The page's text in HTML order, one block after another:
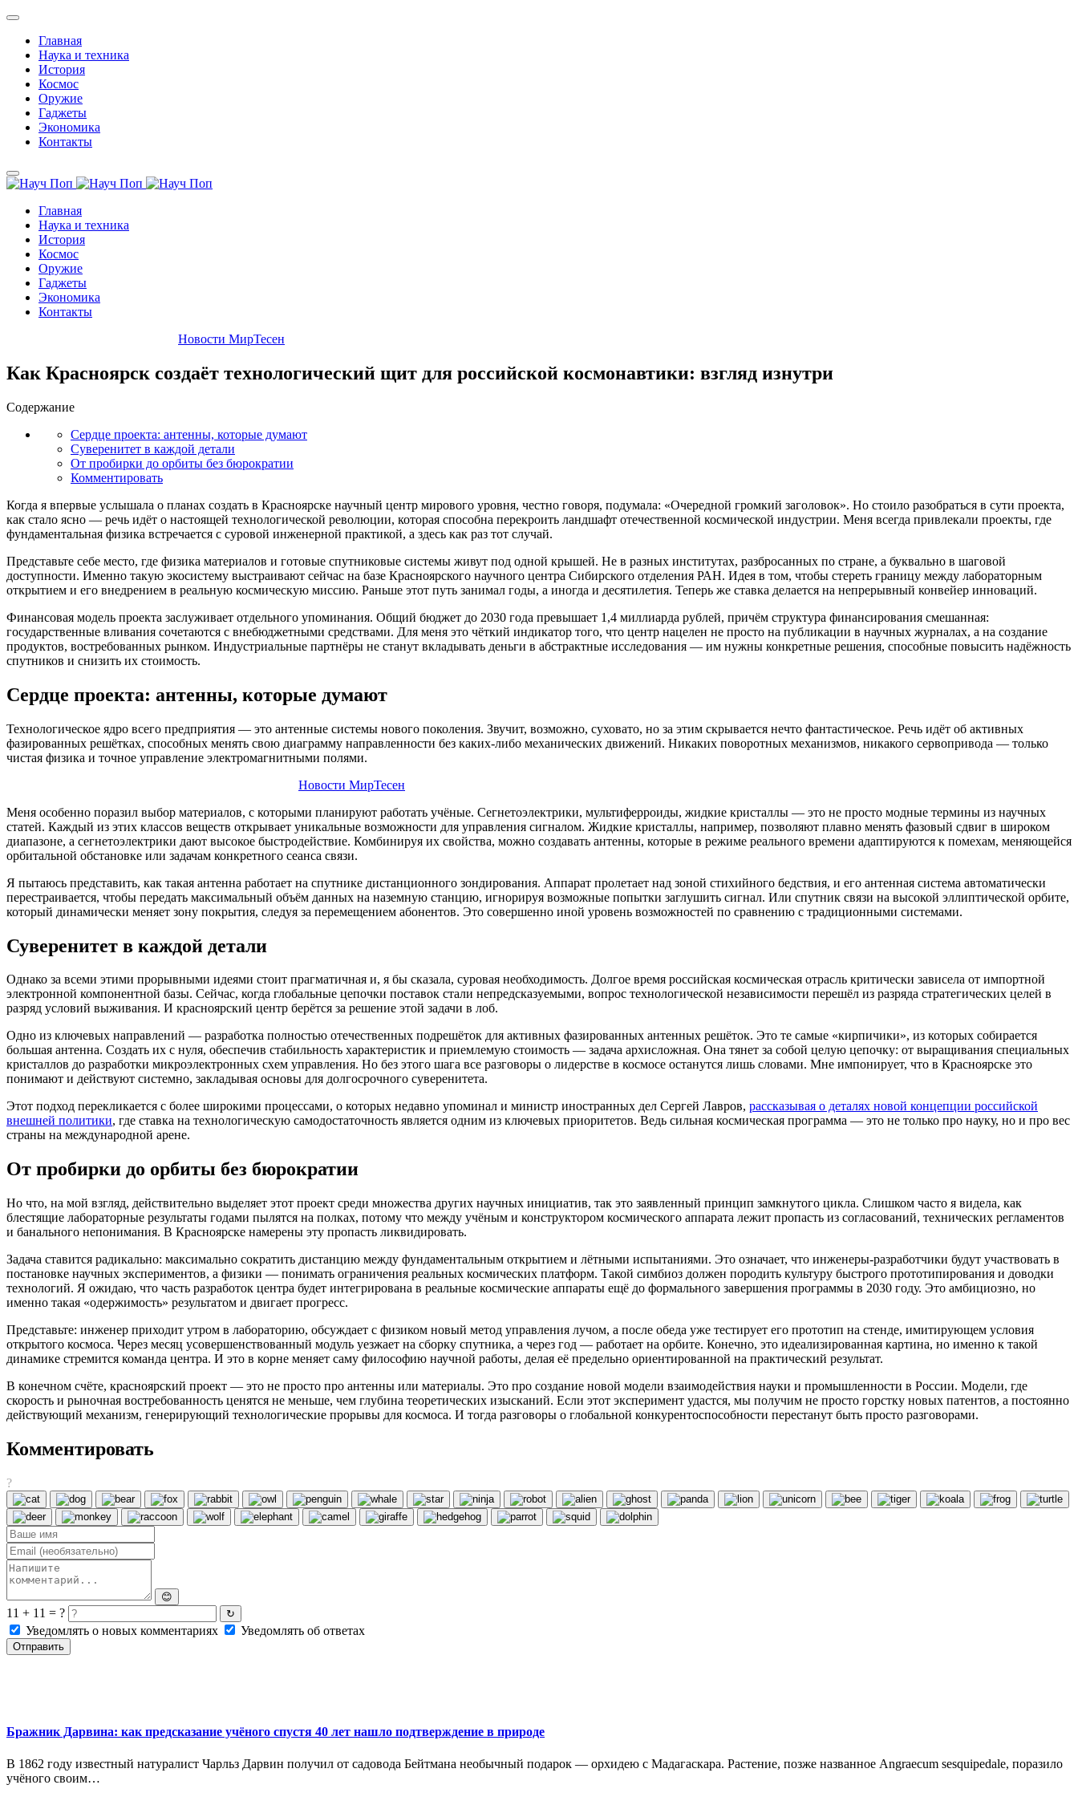
Главная
Наука и техника
История
Космос
Оружие
Гаджеты
Экономика
Контакты
Главная
Наука и техника
История
Космос
Оружие
Гаджеты
Экономика
Контакты
Новости МирТесен
Как Красноярск создаёт технологический щит для российской космонавтики: взгляд изнутри
Содержание
Сердце проекта: антенны, которые думают
Суверенитет в каждой детали
От пробирки до орбиты без бюрократии
Комментировать
Когда я впервые услышала о планах создать в Красноярске научный центр мирового уровня, честно говоря, подумала: «Очередной громкий заголовок». Но стоило разобраться в сути проекта,
как стало ясно — речь идёт о настоящей технологической революции, которая способна перекроить ландшафт отечественной космической индустрии. Меня всегда привлекали проекты, где
фундаментальная физика встречается с суровой инженерной практикой, а здесь как раз тот случай.
Представьте себе место, где физика материалов и готовые спутниковые системы живут под одной крышей. Не в разных институтах, разбросанных по стране, а буквально в шаговой
доступности. Именно такую экосистему выстраивают сейчас на базе Красноярского научного центра Сибирского отделения РАН. Идея в том, чтобы стереть границу между лабораторным
открытием и его внедрением в реальную космическую миссию. Раньше этот путь занимал годы, а иногда и десятилетия. Теперь же ставка делается на непрерывный конвейер инноваций.
Финансовая модель проекта заслуживает отдельного упоминания. Общий бюджет до 2030 года превышает 1,4 миллиарда рублей, причём структура финансирования смешанная:
государственные вливания сочетаются с внебюджетными средствами. Для меня это чёткий индикатор того, что центр нацелен не просто на публикации в научных журналах, а на создание
продуктов, востребованных рынком. Индустриальные партнёры не станут вкладывать деньги в абстрактные исследования — им нужны конкретные решения, способные повысить надёжность
спутников и снизить их стоимость.
Сердце проекта: антенны, которые думают
Технологическое ядро всего предприятия — это антенные системы нового поколения. Звучит, возможно, суховато, но за этим скрывается нечто фантастическое. Речь идёт об активных
фазированных решётках, способных менять свою диаграмму направленности без каких-либо механических движений. Никаких поворотных механизмов, никакого сервопривода — только
чистая физика и точное управление электромагнитными полями.
Новости МирТесен
Меня особенно поразил выбор материалов, с которыми планируют работать учёные. Сегнетоэлектрики, мультиферроиды, жидкие кристаллы — это не просто модные термины из научных
статей. Каждый из этих классов веществ открывает уникальные возможности для управления сигналом. Жидкие кристаллы, например, позволяют плавно менять фазовый сдвиг в широком
диапазоне, а сегнетоэлектрики дают высокое быстродействие. Комбинируя их свойства, можно создавать антенны, которые в режиме реального времени адаптируются к помехам, меняющейся
орбитальной обстановке или задачам конкретного сеанса связи.
Я пытаюсь представить, как такая антенна работает на спутнике дистанционного зондирования. Аппарат пролетает над зоной стихийного бедствия, и его антенная система автоматически
перестраивается, чтобы передать максимальный объём данных на наземную станцию, игнорируя возможные попытки заглушить сигнал. Или спутник связи на высокой эллиптической орбите,
который динамически меняет зону покрытия, следуя за перемещением абонентов. Это совершенно иной уровень возможностей по сравнению с традиционными системами.
Суверенитет в каждой детали
Однако за всеми этими прорывными идеями стоит прагматичная и, я бы сказала, суровая необходимость. Долгое время российская космическая отрасль критически зависела от импортной
электронной компонентной базы. Сейчас, когда глобальные цепочки поставок стали непредсказуемыми, вопрос технологической независимости перешёл из разряда стратегических целей в
разряд условий выживания. И красноярский центр берётся за решение этой задачи в лоб.
Одно из ключевых направлений — разработка полностью отечественных подрешёток для активных фазированных антенных решёток. Это те самые «кирпичики», из которых собирается
большая антенна. Создать их с нуля, обеспечив стабильность характеристик и приемлемую стоимость — задача архисложная. Она тянет за собой целую цепочку: от выращивания специальных
кристаллов до разработки микроэлектронных схем управления. Но без этого шага все разговоры о лидерстве в космосе останутся лишь словами. Мне импонирует, что в Красноярске это
понимают и действуют системно, закладывая основы для долгосрочного суверенитета.
Этот подход перекликается с более широкими процессами, о которых недавно упоминал и министр иностранных дел Сергей Лавров, рассказывая о деталях новой концепции российской
внешней политики, где ставка на технологическую самодостаточность является одним из ключевых приоритетов. Ведь сильная космическая программа — это не только про науку, но и про вес
страны на международной арене.
От пробирки до орбиты без бюрократии
Но что, на мой взгляд, действительно выделяет этот проект среди множества других научных инициатив, так это заявленный принцип замкнутого цикла. Слишком часто я видела, как
блестящие лабораторные результаты годами пылятся на полках, потому что между учёным и конструктором космического аппарата лежит пропасть из согласований, технических регламентов
и банального непонимания. В Красноярске намерены эту пропасть ликвидировать.
Задача ставится радикально: максимально сократить дистанцию между фундаментальным открытием и лётными испытаниями. Это означает, что инженеры-разработчики будут участвовать в
постановке научных экспериментов, а физики — понимать ограничения реальных космических платформ. Такой симбиоз должен породить культуру быстрого прототипирования и доводки
технологий. Я ожидаю, что часть разработок центра будет интегрирована в реальные космические аппараты ещё до формального завершения программы в 2030 году. Это амбициозно, но
именно такая «одержимость» результатом и двигает прогресс.
Представьте: инженер приходит утром в лабораторию, обсуждает с физиком новый метод управления лучом, а после обеда уже тестирует его прототип на стенде, имитирующем условия
открытого космоса. Через месяц усовершенствованный модуль уезжает на сборку спутника, а через год — работает на орбите. Конечно, это идеализированная картина, но именно к такой
динамике стремится команда центра. И это в корне меняет саму философию научной работы, делая её предельно ориентированной на практический результат.
В конечном счёте, красноярский проект — это не просто про антенны или материалы. Это про создание новой модели взаимодействия науки и промышленности в России. Модели, где
скорость и рыночная востребованность ценятся не меньше, чем глубина теоретических изысканий. Если этот эксперимент удастся, мы получим не просто горстку новых патентов, а постоянно
действующий механизм, генерирующий технологические прорывы для космоса. И тогда разговоры о глобальной конкурентоспособности перестанут быть просто разговорами.
Комментировать
?
😊
11 + 11 = ? ↻
Уведомлять о новых комментариях Уведомлять об ответах
Отправить
Бражник Дарвина: как предсказание учёного спустя 40 лет нашло подтверждение в природе
В 1862 году известный натуралист Чарльз Дарвин получил от садовода Бейтмана необычный подарок — орхидею с Мадагаскара. Растение, позже названное Angraecum sesquipedale, поразило
учёного своим…